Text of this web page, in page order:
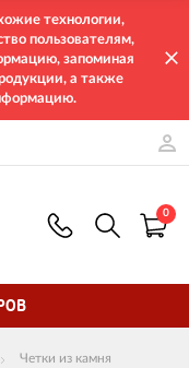
технологии,
пользователям,
запоминая
а также
0
Четки из камня